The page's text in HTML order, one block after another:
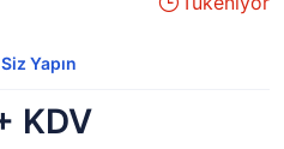
Yapın
KDV